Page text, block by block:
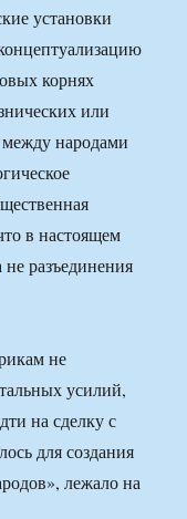
установки
корнях
или
народами
в настоящем
разъединения
не
усилий,
на сделку с
для создания
лежало на